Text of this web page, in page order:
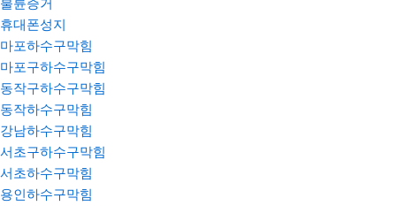
불륜증거
휴대폰성지
마포하수구막힘
마포구하수구막힘
동작구하수구막힘
동작하수구막힘
강남하수구막힘
서초구하수구막힘
서초하수구막힘
용인하수구막힘